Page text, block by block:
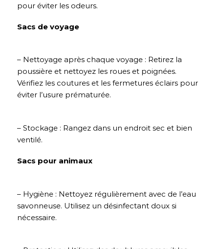
pour éviter les odeurs.
Sacs de voyage
– Nettoyage après chaque voyage : Retirez la
poussière et nettoyez les roues et poignées.
Vérifiez les coutures et les fermetures éclairs pour
éviter l’usure prématurée.
– Stockage : Rangez dans un endroit sec et bien
ventilé.
Sacs pour animaux
– Hygiène : Nettoyez régulièrement avec de l’eau
savonneuse. Utilisez un désinfectant doux si
nécessaire.